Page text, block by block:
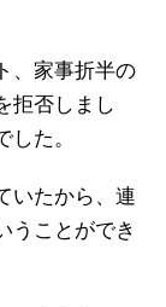
、家事折半の
拒否しまし
た。
いたから、連
うことができ